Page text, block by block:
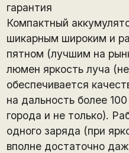
гарантия
Компактный
шикарным широким и
пятном (лучшим на
люмен яркость луча
обеспечивается
на дальность более
города и не только).
одного заряда (при
вполне достаточно